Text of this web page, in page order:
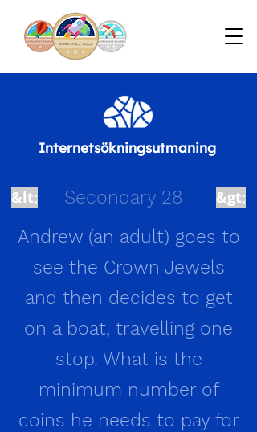
Internetsökningsutmaning
Secondary 28 &gt;
&lt;
Andrew (an adult) goes to
see the Crown Jewels
and then decides to get
on a boat, travelling one
stop. What is the
minimum number of
coins he needs to pay for